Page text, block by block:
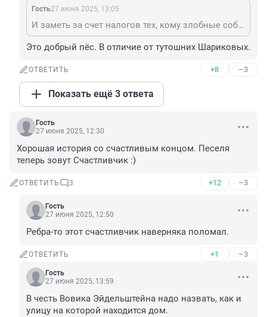
Гость27 июня 2025, 13:05
И заметь за счет налогов тех, кому злобные собаки в городе совсем не по душе
Это добрый пёс. В отличие от тутошних Шариковых.
ОТВЕТИТЬ +8 –3
Показать ещё 3 ответа
Гость
27 июня 2025, 12:30
Хорошая история со счастливым концом. Песеля
теперь зовут Счастливчик :)
ОТВЕТИТЬ 3 +12 –3
Гость
27 июня 2025, 12:50
Ребра-то этот счастливчик наверняка поломал.
ОТВЕТИТЬ +1 –3
Гость
27 июня 2025, 13:59
В честь Вовика Эйдельштейна надо назвать, как и
улицу на которой находится дом.